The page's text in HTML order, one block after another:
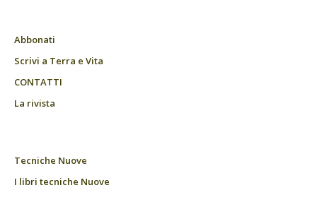
Abbonati
Scrivi a Terra e Vita
CONTATTI
La rivista
Tecniche Nuove
I libri tecniche Nuove